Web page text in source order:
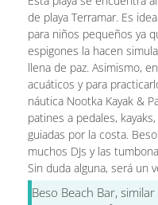
de playa Terramar. Es
para niños pequeños ya
espigones la hacen
llena de paz. Asimismo,
acuáticos y para
náutica Nootka Kayak &
patines a pedales,
guiadas por la costa.
muchos DJs y las
Sin duda alguna, será un
Beso Beach Bar,